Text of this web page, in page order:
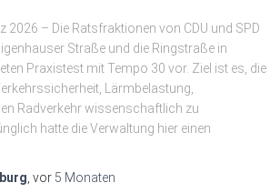
2026 – Die Ratsfraktionen von CDU und SPD
Straße und die Ringstraße in
Praxistest mit Tempo 30 vor. Ziel ist es, die
Lärmbelastung,
Radverkehr wissenschaftlich zu
hatte die Verwaltung hier einen
, vor 5 Monaten